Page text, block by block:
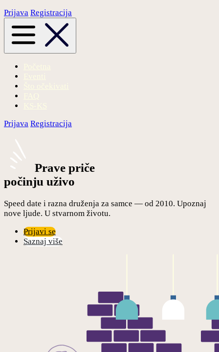
Prijava Registracija
Prijava Registracija
Prave priče
počinju uživo
Speed date i razna druženja za samce — od 2010. Upoznaj
nove ljude. U stvarnom životu.
Prijavi se
Saznaj više